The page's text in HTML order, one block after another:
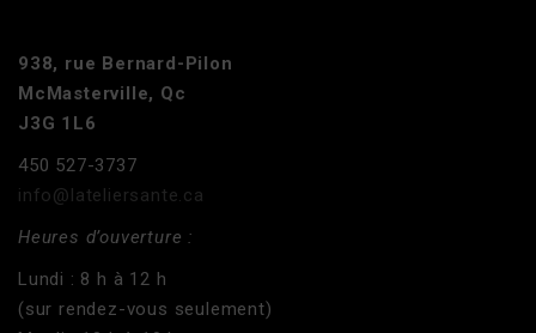
938, rue Bernard-Pilon
McMasterville, Qc
J3G 1L6
450 527-3737
info@lateliersante.ca
Heures d’ouverture :
Lundi : 8 h à 12 h
(sur rendez-vous seulement)